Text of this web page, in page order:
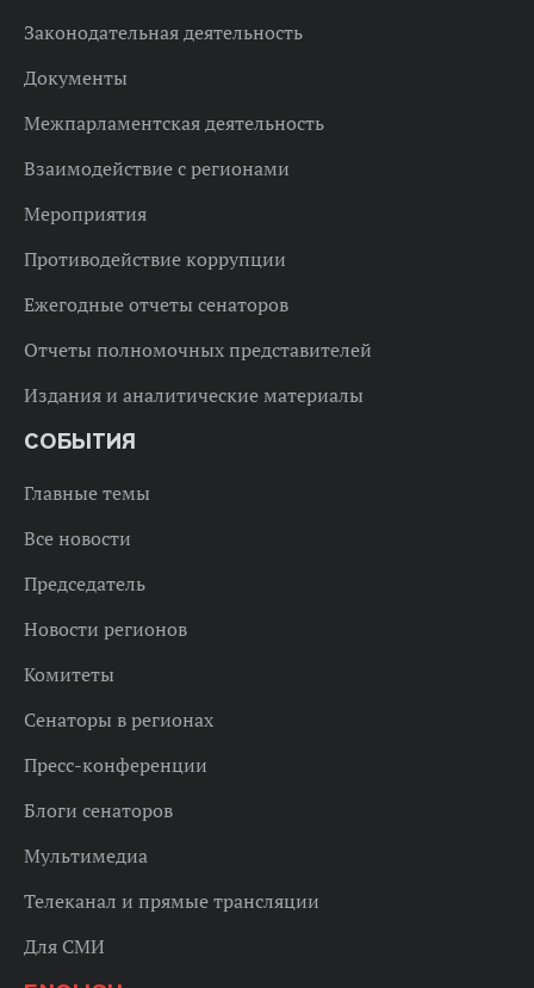
Законодательная деятельность
Документы
Межпарламентская деятельность
Взаимодействие с регионами
Мероприятия
Противодействие коррупции
Ежегодные отчеты сенаторов
Отчеты полномочных представителей
Издания и аналитические материалы
СОБЫТИЯ
Главные темы
Все новости
Председатель
Новости регионов
Комитеты
Сенаторы в регионах
Пресс-конференции
Блоги сенаторов
Мультимедиа
Телеканал и прямые трансляции
Для СМИ